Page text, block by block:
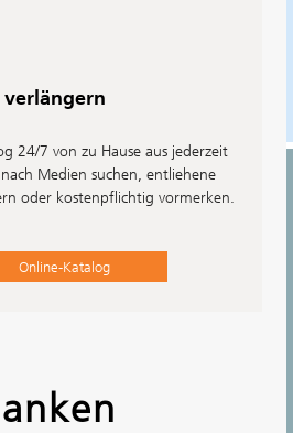
ePapers und
- auch von unterwegs.
24/7 von zu Hause aus jederzeit
Medien suchen, entliehene
oder kostenpflichtig vormerken.
Online-Katalog